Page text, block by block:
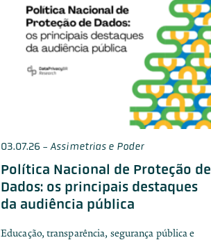
03.07.26 -Assimetrias e Poder
Política Nacional de Proteção de
Dados: os principais destaques
da audiência pública
Educação, transparência, segurança pública e